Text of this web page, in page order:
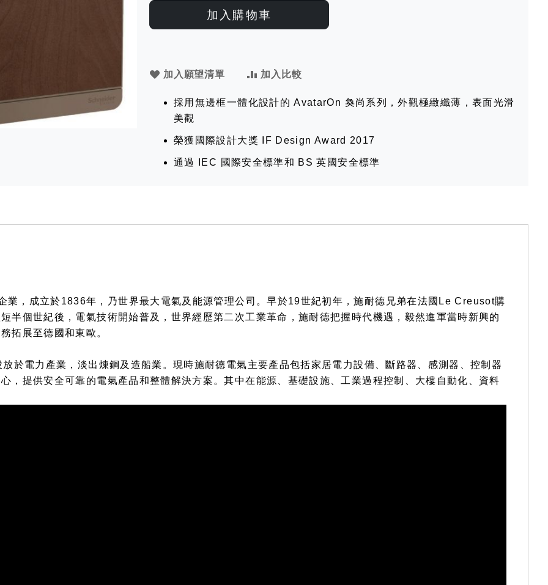
加入購物車
加入願望清單 加入比較
採用無邊框一體化設計的 AvatarOn 奐尚系列，外觀極緻纖薄，表面光滑
美觀
榮獲國際設計大獎 IF Design Award 2017
通過 IEC 國際安全標準和 BS 英國安全標準
，成立於1836年，乃世界最大電氣及能源管理公司。早於19世紀初年，施耐德兄弟在法國Le Creusot購
半個世紀後，電氣技術開始普及，世界經歷第二次工業革命，施耐德把握時代機遇，毅然進軍當時新興的
拓展至德國和東歐。
於電力產業，淡出煉鋼及造船業。現時施耐德電氣主要產品包括家居電力設備、斷路器、感測器、控制器
，提供安全可靠的電氣產品和整體解決方案。其中在能源、基礎設施、工業過程控制、大樓自動化、資料